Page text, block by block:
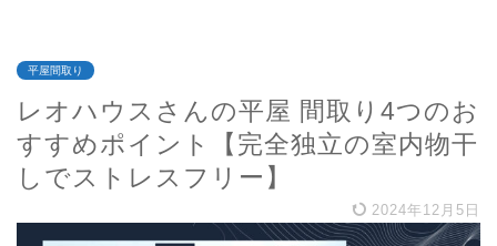
平屋間取り
レオハウスさんの平屋 間取り4つのお
すすめポイント【完全独立の室内物干
しでストレスフリー】
2024年12月5日